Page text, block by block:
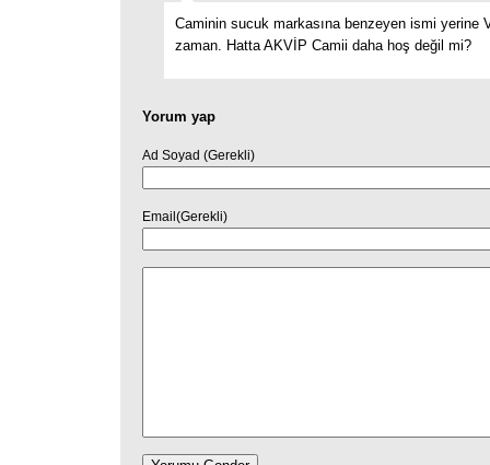
Caminin sucuk markasına benzeyen ismi yerine
zaman. Hatta AKVİP Camii daha hoş değil mi?
Yorum yap
Ad Soyad (Gerekli)
Email(Gerekli)